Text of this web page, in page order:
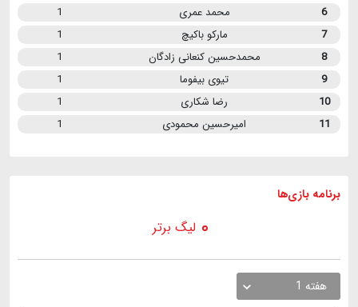
6
محمد عمری
1
7
مارکو باکیچ
1
8
محمدحسین کنعانی زادگان
1
9
تیوی بیفوما
1
10
رضا شکاری
1
11
امیرحسین محمودی 1
برنامه بازی ها
لیگ برتر
هفته 1